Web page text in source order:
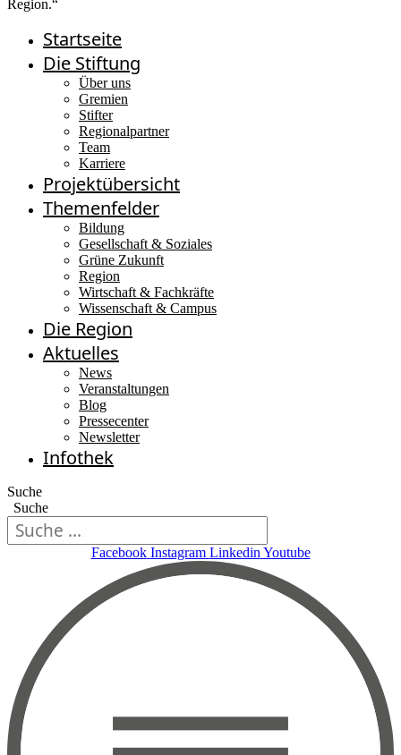
Startseite
Die Stiftung
Über uns
Gremien
Stifter
Regionalpartner
Team
Karriere
Projektübersicht
Themenfelder
Bildung
Gesellschaft & Soziales
Grüne Zukunft
Region
Wirtschaft & Fachkräfte
Wissenschaft & Campus
Die Region
Aktuelles
News
Veranstaltungen
Blog
Pressecenter
Newsletter
Infothek
Suche
Suche
Facebook Instagram Linkedin Youtube